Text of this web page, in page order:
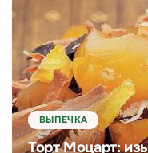
ВЫПЕЧКА
Торт Моцарт: